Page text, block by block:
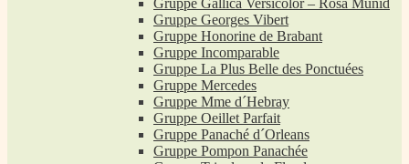
Gruppe Gallica Versicolor – Rosa Munid
Gruppe Georges Vibert
Gruppe Honorine de Brabant
Gruppe Incomparable
Gruppe La Plus Belle des Ponctuées
Gruppe Mercedes
Gruppe Mme d´Hebray
Gruppe Oeillet Parfait
Gruppe Panaché d´Orleans
Gruppe Pompon Panachée